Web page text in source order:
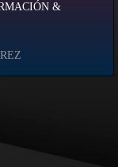
&